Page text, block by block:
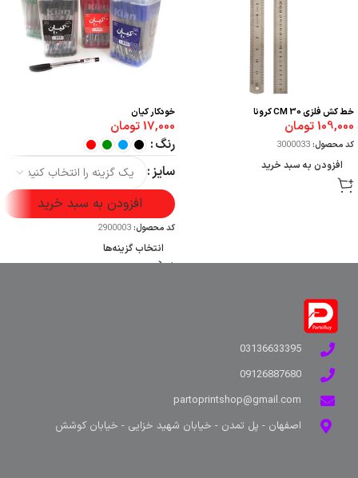
خط کش فلزی 30 CM کرونا
109,000تومان
کد محصول:3000033
افزودن به سبد خرید
خودکار کیان
17,000تومان
رنگ
سایز
افزودن به سبد خرید
کد محصول:2900003
انتخاب گزینه‌ها
03136633395
09126887680
partoprintshop@gmail.com
اصفهان - پل تمدن - خیابان شهید خزایی - خیابان کوشش